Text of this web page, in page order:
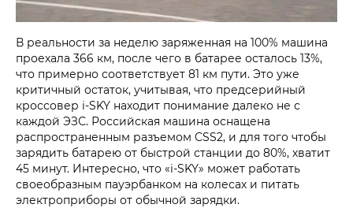
В реальности за неделю заряженная на 100% машина
проехала 366 км, после чего в батарее осталось 13%,
что примерно соответствует 81 км пути. Это уже
критичный остаток, учитывая, что предсерийный
кроссовер i‑SKY находит понимание далеко не с
каждой ЭЗС. Российская машина оснащена
распространенным разъемом CSS2, и для того чтобы
зарядить батарею от быстрой станции до 80%, хватит
45 минут. Интересно, что «i‑SKY» может работать
своеобразным пауэрбанком на колесах и питать
электроприборы от обычной зарядки.